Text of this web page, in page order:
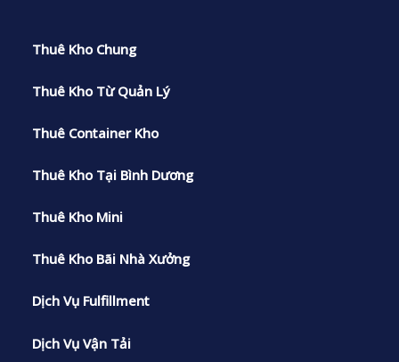
Thuê Kho Chung
Thuê Kho Từ Quản Lý
Thuê Container Kho
Thuê Kho Tại Bình Dương
Thuê Kho Mini
Thuê Kho Bãi Nhà Xưởng
Dịch Vụ Fulfillment
Dịch Vụ Vận Tải